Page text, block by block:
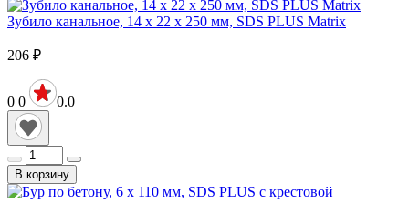
Зубило канальное, 14 х 22 х 250 мм, SDS PLUS Matrix
206 ₽
0 0 0.0
В корзину